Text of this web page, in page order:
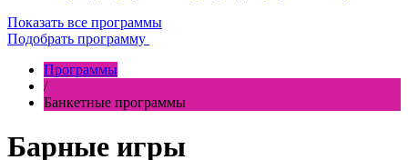
Показать все программы
Подобрать программу
Программы
/
Банкетные программы
Барные игры